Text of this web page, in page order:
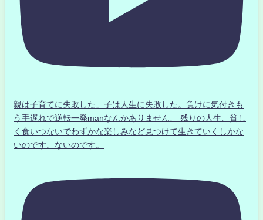
親は子育てに失敗した」子は人生に失敗した。負けに気付きも
う手遅れで逆転一発manなんかありません、 残りの人生、貧し
く食いつないでわずかな楽しみなど見つけて生きていくしかな
いのです。ないのです。